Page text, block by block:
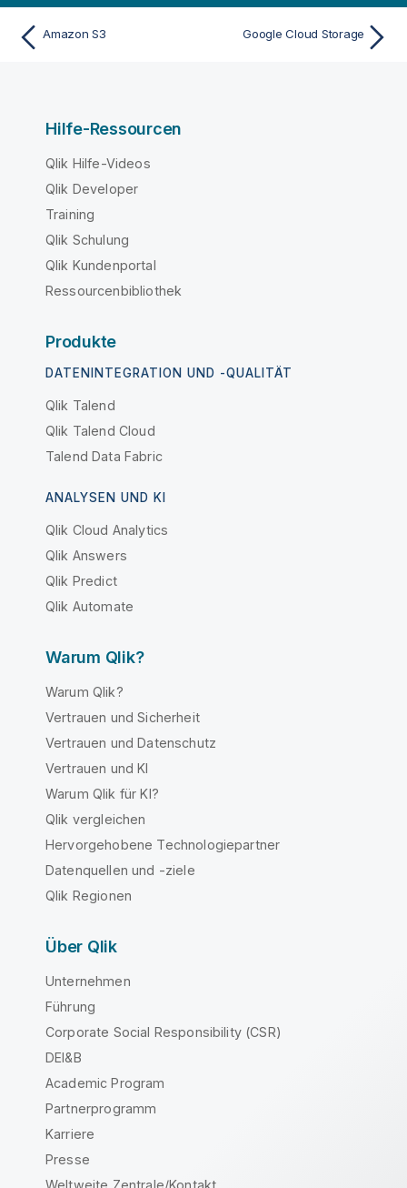
Amazon S3 Google Cloud Storage
Hilfe-Ressourcen
Qlik Hilfe-Videos
Qlik Developer
Training
Qlik Schulung
Qlik Kundenportal
Ressourcenbibliothek
Produkte
DATENINTEGRATION UND -QUALITÄT
Qlik Talend
Qlik Talend Cloud
Talend Data Fabric
ANALYSEN UND KI
Qlik Cloud Analytics
Qlik Answers
Qlik Predict
Qlik Automate
Warum Qlik?
Warum Qlik?
Vertrauen und Sicherheit
Vertrauen und Datenschutz
Vertrauen und KI
Warum Qlik für KI?
Qlik vergleichen
Hervorgehobene Technologiepartner
Datenquellen und -ziele
Qlik Regionen
Über Qlik
Unternehmen
Führung
Corporate Social Responsibility (CSR)
DEI&B
Academic Program
Partnerprogramm
Karriere
Presse
Weltweite Zentrale/Kontakt